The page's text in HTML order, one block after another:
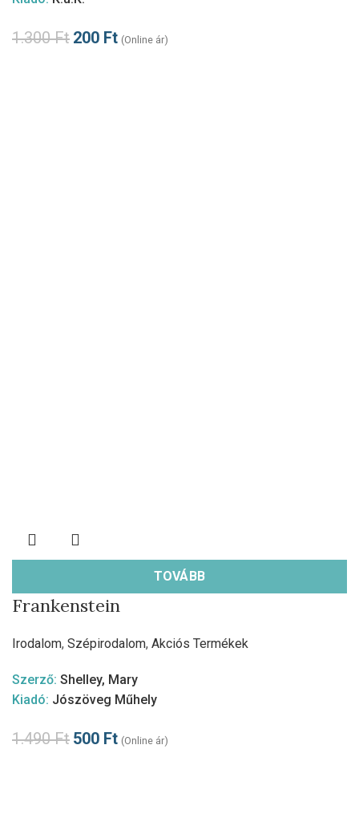
1.300Ft 200 Ft (Online ár)
TOVÁBB
Frankenstein
Irodalom, Szépirodalom, Akciós Termékek
Szerző: Shelley, Mary
Kiadó: Jószöveg Műhely
1.490Ft 500 Ft (Online ár)